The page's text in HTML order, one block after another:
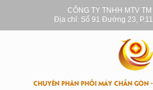
CÔNG TY TNHH MTV
Địa chỉ: Số 91 Đường 23,
CHUYÊN PHÂN PHỐI MÁY CHẦN GÒN